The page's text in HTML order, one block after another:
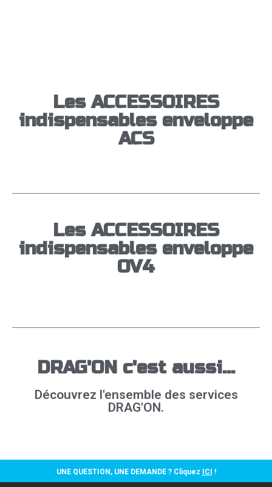
Les ACCESSOIRES
indispensables enveloppe
ACS
Les ACCESSOIRES
indispensables enveloppe
OV4
DRAG'ON c'est aussi...
Découvrez l'ensemble des services
DRAG'ON.
UNE QUESTION, UNE DEMANDE ? Cliquez ICI !